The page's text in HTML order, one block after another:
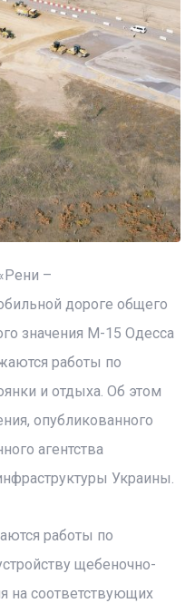
–
дороге общего
значения М-15 Одесса
работы по
и отдыха. Об этом
опубликованного
агентства
Украины.
работы по
щебеночно-
на соответствующих